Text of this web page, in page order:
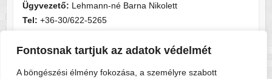
Fontosnak tartjuk az adatok védelmét
A böngészési élmény fokozása, a személyre szabott
Ügyvezető: Lehmann-né Barna Nikolett
Tel: +36-30/622-5265
Cégjegyzékszám:cg05-06-015156